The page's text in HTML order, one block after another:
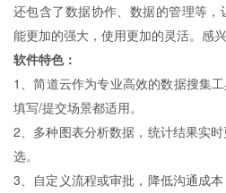
还包含了数据协作、数据的管理等
能更加的强大，使用更加的灵活。感
软件特色：
1、简道云作为专业高效的数据搜集
填写/提交场景都适用。
2、多种图表分析数据，统计结果实
选。
3、自定义流程或审批，降低沟通成